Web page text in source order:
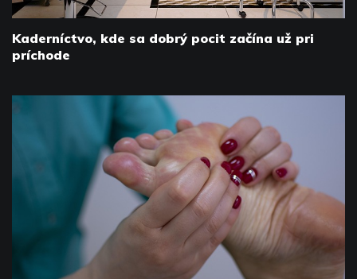
Kaderníctvo, kde sa dobrý pocit začína už pri
príchode